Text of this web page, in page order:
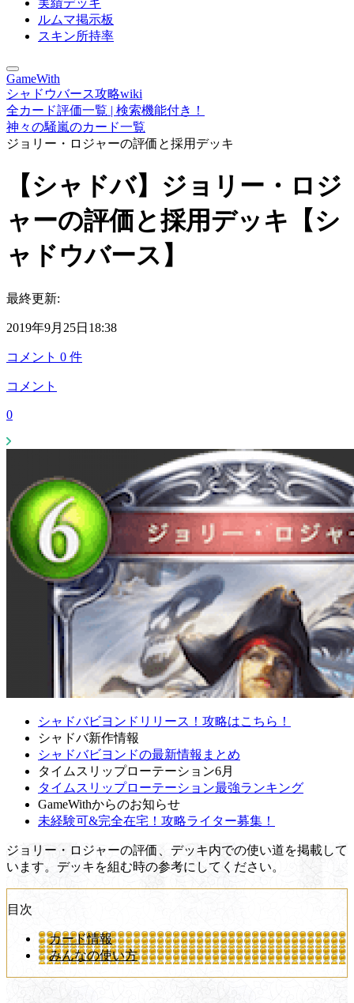
実績デッキ
ルムマ掲示板
スキン所持率
GameWith
シャドウバース攻略wiki
全カード評価一覧 | 検索機能付き！
神々の騒嵐のカード一覧
ジョリー・ロジャーの評価と採用デッキ
【シャドバ】ジョリー・ロジ
ャーの評価と採用デッキ【シ
ャドウバース】
最終更新:
2019年9月25日18:38
コメント 0 件
コメント
0
シャドバビヨンドリリース！攻略はこちら！
シャドバ新作情報
シャドバビヨンドの最新情報まとめ
タイムスリップローテーション6月
タイムスリップローテーション最強ランキング
GameWithからのお知らせ
未経験可&完全在宅！攻略ライター募集！
ジョリー・ロジャーの評価、デッキ内での使い道を掲載して
います。デッキを組む時の参考にしてください。
目次
カード情報
みんなの使い方